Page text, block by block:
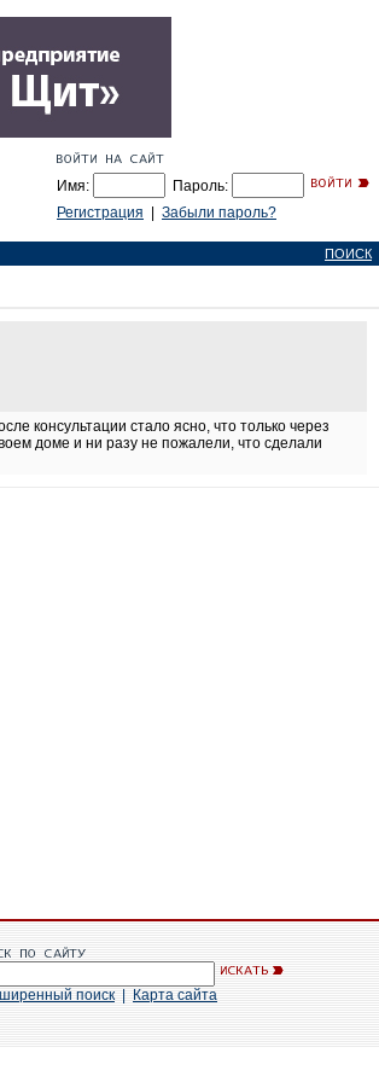
Имя:
Пароль:
Регистрация
Забыли пароль?
ПОИСК
консультации стало ясно, что только через
доме и ни разу не пожалели, что сделали
поиск Карта сайта